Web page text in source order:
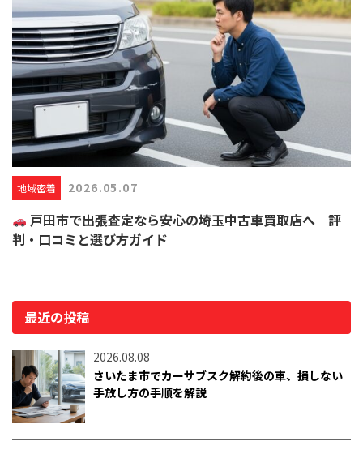
地域密着 2026.05.07
戸田市で出張査定なら安心の埼玉中古車買取店へ｜評
判・口コミと選び方ガイド
最近の投稿
2026.08.08
さいたま市でカーサブスク解約後の車、損しない
手放し方の手順を解説